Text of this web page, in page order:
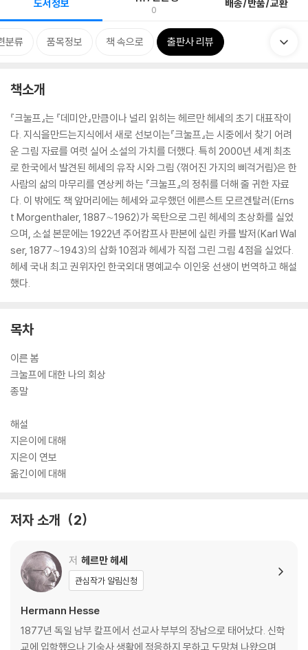
도서정보 0 배송/반품/교환
분류 품목정보 책 속으로 출판사 리뷰
책소개
『크눌프』는 『데미안』만큼이나 널리 읽히는 헤르만 헤세의 초기 대표작이
다. 지식을만드는지식에서 새로 선보이는『크눌프』는 시중에서 찾기 어려
운 그림 자료를 여럿 실어 소설의 가치를 더했다. 특히 2000년 세계 최초
로 한국에서 발견된 헤세의 유작 시와 그림 〈꺾어진 가지의 삐걱거림〉은 한
사람의 삶의 마무리를 연상케 하는 『크눌프』의 정취를 더해 줄 귀한 자료
다. 이 밖에도 책 앞머리에는 헤세와 교우했던 에른스트 모르겐탈러(Erns
t Morgenthaler, 1887∼1962)가 목탄으로 그린 헤세의 초상화를 실었
으며, 소설 본문에는 1922년 주어캄프사 판본에 실린 카를 발저(Karl Wal
ser, 1877∼1943)의 삽화 10점과 헤세가 직접 그린 그림 4점을 실었다.
헤세 국내 최고 권위자인 한국외대 명예교수 이인웅 선생이 번역하고 해설
했다.
목차
이른 봄
크눌프에 대한 나의 회상
종말
해설
지은이에 대해
지은이 연보
옮긴이에 대해
저자 소개 2
저 헤르만 헤세
관심작가 알림신청
Hermann Hesse
1877년 독일 남부 칼프에서 선교사 부부의 장남으로 태어났다. 신학
교에 입학했으나 기숙사 생활에 적응하지 못하고 도망쳐 나왔으며,